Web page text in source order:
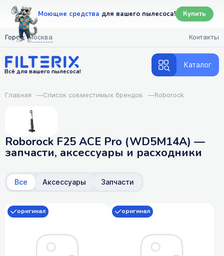
Моющие средства для вашего пылесоса! Купить
Город: Москва Контакты
Всё для вашего пылесоса!
Каталог
Главная —Список совместимых брендов —Roborock
Roborock F25 ACE Pro (WD5M14A) —
запчасти, аксессуары и расходники
Все Аксессуары Запчасти
оригинал оригинал